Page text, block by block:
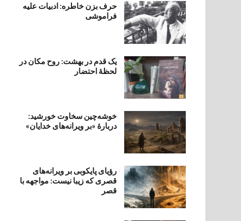
حرف بزن خاطره: ادبیات علیه
فراموشی
یک قدم در بهشت: روح مکان در
لحظهٔ احتضار
خوشه‌چین سخاوت خورشید:
دربارهٔ «بر ویرانه‌های خدایان»
رؤیای پایکوبی بر ویرانه‌های
قصری که زیبا نیست: مواجهه با
قصر